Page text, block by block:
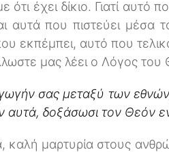
έχει δίκιο. Γιατί αυτό
αυτά που πιστεύει
εκπέμπει, αυτό που
μας λέει ο Λόγος του
σας μεταξύ των
αυτά, δοξάσωσι τον Θεόν
μαρτυρία στους